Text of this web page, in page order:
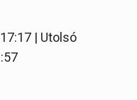
| Utolsó